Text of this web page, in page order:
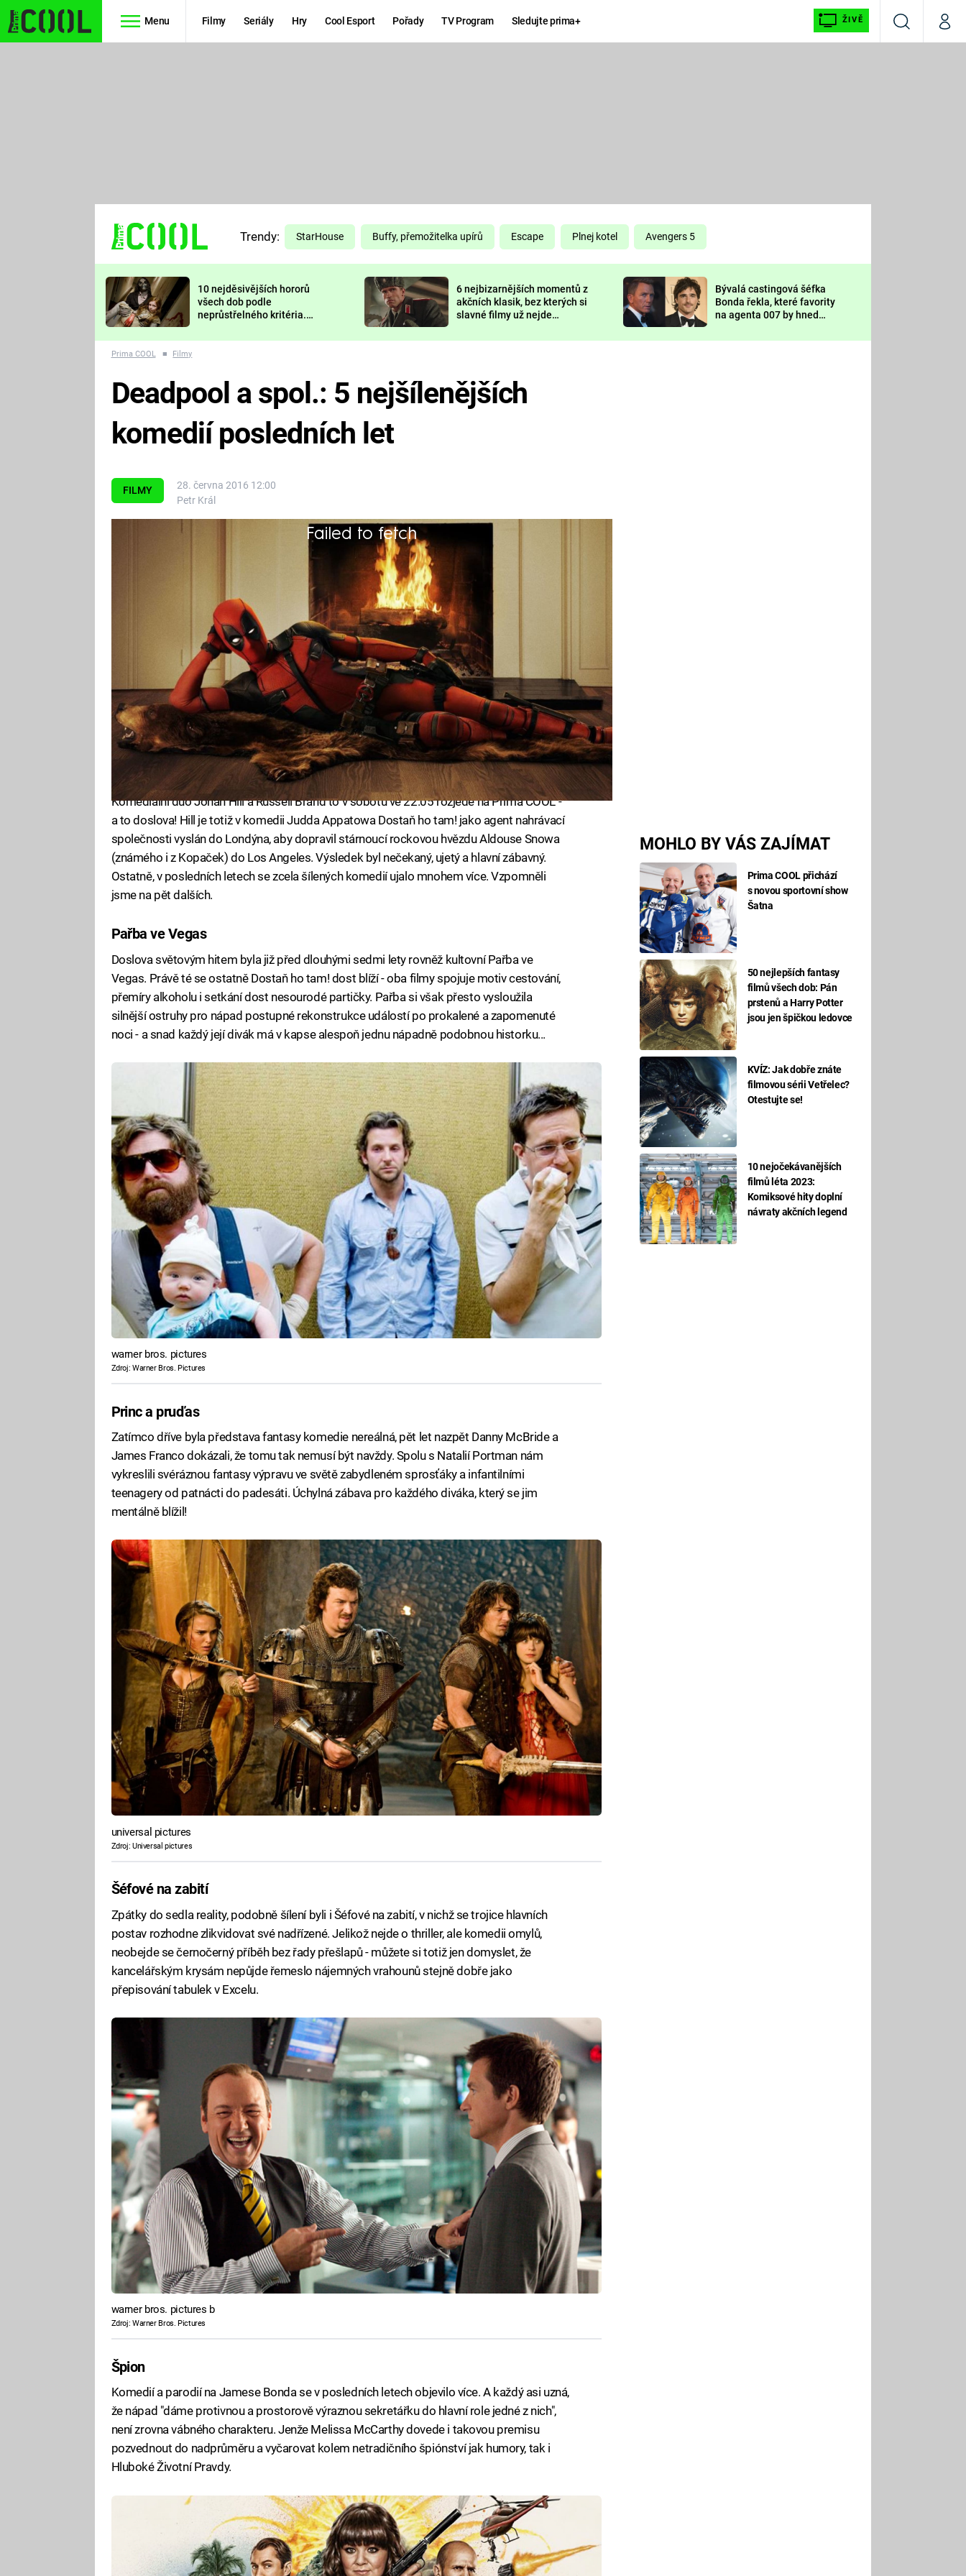
Menu Filmy Seriály Hry Cool Esport Pořady TV Program Sledujte prima+ ŽIVĚ
VyhledáváníMůj
TŘESKU
FUTURAMA
PREDÁTOR
DELIVERANCE
KOMEDIE
CHUCK
NORRIS
DEADPOOL
Prima LAJK
Sledujte nás
Trendy: StarHouse Buffy, přemožitelka upírů Escape Plnej kotel Avengers 5
10 nejděsivějších hororů
všech dob podle
neprůstřelného kritéria.
nejvíc zvednou tep?
6 nejbizarnějších momentů z
akčních klasik, bez kterých si
slavné filmy už nejde
Bývalá castingová šéfka
Bonda řekla, které favority
na agenta 007 by hned
Prima COOL ■ Filmy
FILMY
28. června 2016 12:00
Petr Král
MOHLO BY VÁS ZAJÍMAT
Prima COOL přichází
s novou sportovní show
Šatna
50 nejlepších fantasy
filmů všech dob: Pán
prstenů a Harry Potter
jsou jen špičkou ledovce
KVÍZ: Jak dobře znáte
filmovou sérii Vetřelec?
Otestujte se!
10 nejočekávanějších
filmů léta 2023:
Komiksové hity doplní
návraty akčních legend
Deadpool a spol.: 5 nejšílenějších
komedií posledních let
Failed to fetch
Komediální duo Jonah Hill a Russell Brand to v sobotu ve 22.05 rozjede na Prima COOL -
a to doslova! Hill je totiž v komedii Judda Appatowa Dostaň ho tam! jako agent nahrávací
společnosti vyslán do Londýna, aby dopravil stárnoucí rockovou hvězdu Aldouse Snowa
(známého i z Kopaček) do Los Angeles. Výsledek byl nečekaný, ujetý a hlavní zábavný.
Ostatně, v posledních letech se zcela šílených komedií ujalo mnohem více. Vzpomněli
jsme na pět dalších.
Pařba ve Vegas
Doslova světovým hitem byla již před dlouhými sedmi lety rovněž kultovní Pařba ve
Vegas. Právě té se ostatně Dostaň ho tam! dost blíží - oba filmy spojuje motiv cestování,
přemíry alkoholu i setkání dost nesourodé partičky. Pařba si však přesto vysloužila
silnější ostruhy pro nápad postupné rekonstrukce událostí po prokalené a zapomenuté
noci - a snad každý její divák má v kapse alespoň jednu nápadně podobnou historku...
warner bros. pictures
Zdroj: Warner Bros. Pictures
Princ a pruďas
Zatímco dříve byla představa fantasy komedie nereálná, pět let nazpět Danny McBride a
James Franco dokázali, že tomu tak nemusí být navždy. Spolu s Natalií Portman nám
vykreslili svéráznou fantasy výpravu ve světě zabydleném sprosťáky a infantilními
teenagery od patnácti do padesáti. Úchylná zábava pro každého diváka, který se jim
mentálně blížil!
universal pictures
Zdroj: Universal pictures
Šéfové na zabití
Zpátky do sedla reality, podobně šílení byli i Šéfové na zabití, v nichž se trojice hlavních
postav rozhodne zlikvidovat své nadřízené. Jelikož nejde o thriller, ale komedii omylů,
neobejde se černočerný příběh bez řady přešlapů - můžete si totiž jen domyslet, že
kancelářským krysám nepůjde řemeslo nájemných vrahounů stejně dobře jako
přepisování tabulek v Excelu.
warner bros. pictures b
Zdroj: Warner Bros. Pictures
Špion
Komedií a parodií na Jamese Bonda se v posledních letech objevilo více. A každý asi uzná,
že nápad "dáme protivnou a prostorově výraznou sekretářku do hlavní role jedné z nich",
není zrovna vábného charakteru. Jenže Melissa McCarthy dovede i takovou premisu
pozvednout do nadprůměru a vyčarovat kolem netradičního špiónství jak humory, tak i
Hluboké Životní Pravdy.